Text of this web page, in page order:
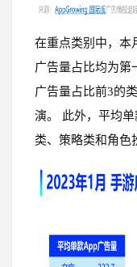
在重点类别中，本
广告量占比均为第
广告量占比前3的
演。 此外，平均
类、策略类和角色